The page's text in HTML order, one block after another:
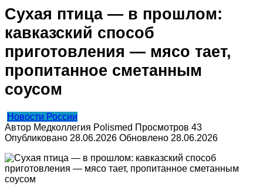
Сухая птица — в прошлом:
кавказский способ
приготовления — мясо тает,
пропитанное сметанным
соусом
Новости России
Автор Медколлегия Polismed Просмотров 43
Опубликовано 28.06.2026 Обновлено 28.06.2026